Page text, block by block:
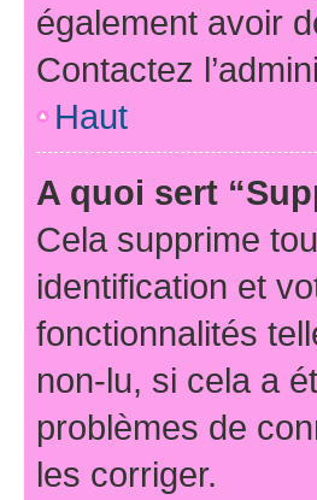
également avoir
Contactez
Haut
A quoi sert
Cela supprime
identification et
fonctionnalités
non-lu, si cela a
problèmes de
les corriger.